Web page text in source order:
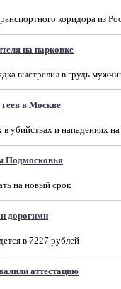
коридора из
на парковке
выстрелил в грудь
в Москве
убийствах и нападениях
Подмосковья
на новый срок
дорогими
в 7227 рублей
аттестацию